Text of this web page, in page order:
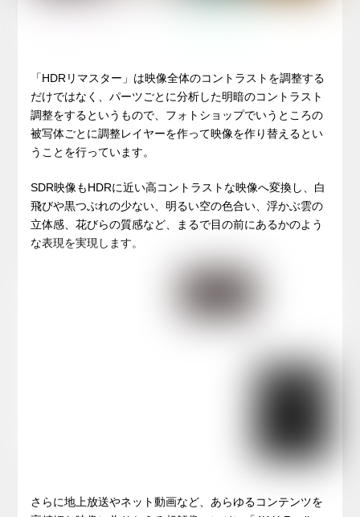
「HDRリマスター」は映像全体のコントラストを調整する
だけではなく、パーツごとに分析した明暗のコントラスト
調整をするというもので、フォトショップでいうところの
被写体ごとに調整レイヤーを作って映像を作り替えるとい
うことを行っています。
SDR映像もHDRに近い高コントラストな映像へ変換し、白
飛びや黒つぶれの少ない、明るい空の色合い、浮かぶ雲の
立体感、花びらの質感など、まるで目の前にあるかのよう
な表現を実現します。
さらに地上放送やネット動画など、あらゆるコンテンツを